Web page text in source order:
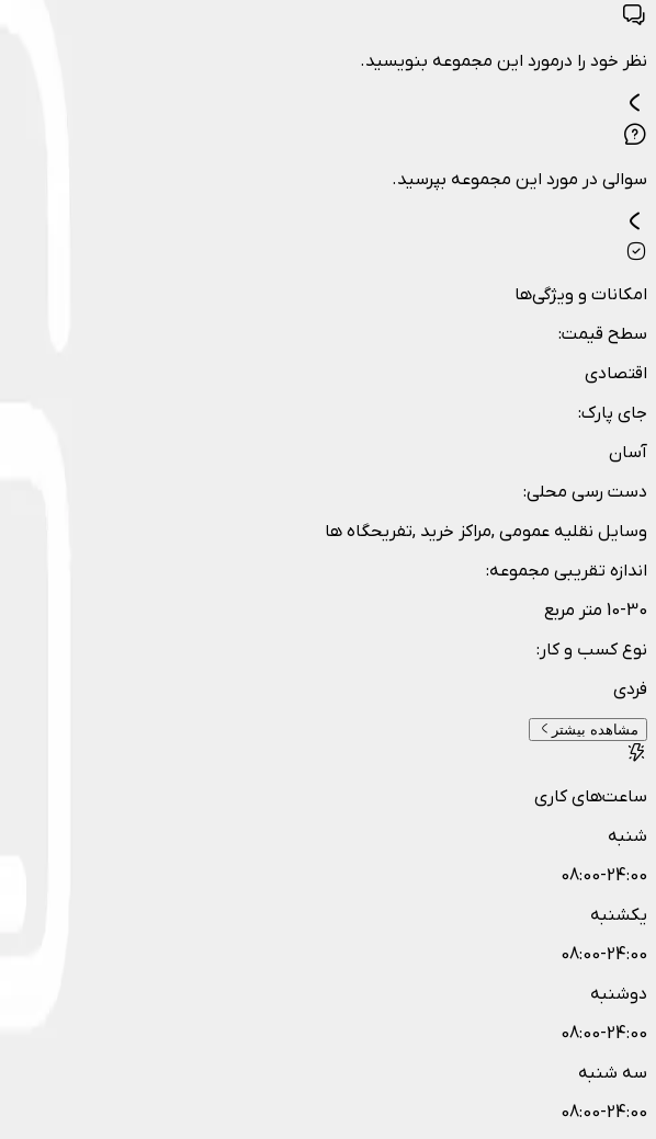
نظر خود را درمورد این مجموعه بنویسید.
سوالی در مورد این مجموعه بپرسید.
امکانات و ویژگی‌ها
سطح قیمت:
اقتصادی
جای پارک:
آسان
دست رسی محلی:
وسایل نقلیه عمومی ,مراکز خرید ,تفریحگاه ها
اندازه تقریبی مجموعه:
10-30 متر مربع
نوع کسب و کار :
فردی
مشاهده بیشتر
ساعت‌های کاری
شنبه
08:00-24:00
یکشنبه
08:00-24:00
دوشنبه
08:00-24:00
سه شنبه
08:00-24:00